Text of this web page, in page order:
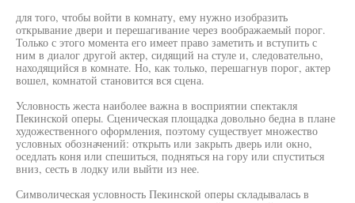
для того, чтобы войти в комнату, ему нужно изобразить
открывание двери и перешагивание через воображаемый порог.
Только с этого момента его имеет право заметить и вступить с
ним в диалог другой актер, сидящий на стуле и, следовательно,
находящийся в комнате. Но, как только, перешагнув порог, актер
вошел, комнатой становится вся сцена.
Условность жеста наиболее важна в восприятии спектакля
Пекинской оперы. Сценическая площадка довольно бедна в плане
художественного оформления, поэтому существует множество
условных обозначений: открыть или закрыть дверь или окно,
оседлать коня или спешиться, подняться на гору или спуститься
вниз, сесть в лодку или выйти из нее.
Символическая условность Пекинской оперы складывалась в